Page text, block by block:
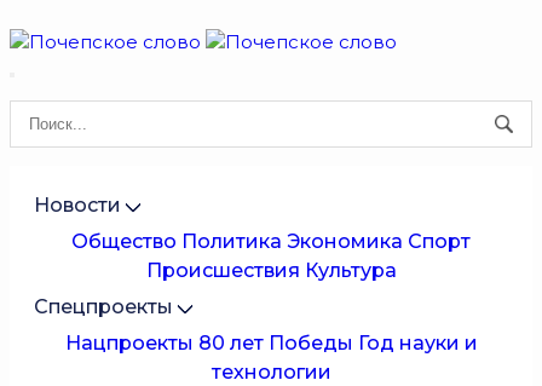
Новости
Общество Политика Экономика Спорт
Происшествия Культура
Спецпроекты
Нацпроекты 80 лет Победы Год науки и
технологии